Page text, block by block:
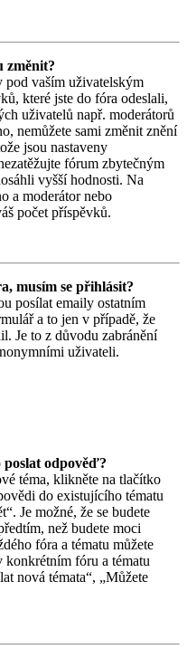
změnit?
pod vaším uživatelským
které jste do fóra odeslali,
uživatelů např. moderátorů
nemůžete sami změnit znění
jsou nastaveny
fórum zbytečným
vyšší hodnosti. Na
a moderátor nebo
počet příspěvků.
musím se přihlásit?
posílat emaily ostatním
a to jen v případě, že
Je to z důvodu zabránění
uživateli.
odpověď?
téma, klikněte na tlačítko
do existujícího tématu
Je možné, že se budete
než budete moci
fóra a tématu můžete
konkrétním fóru a tématu
nová témata“, „Můžete